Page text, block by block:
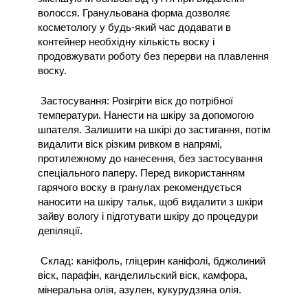
волосся. Гранульована форма дозволяє
косметологу у будь-який час додавати в
контейнер необхідну кількість воску і
продовжувати роботу без перерви на плавлення
воску.
Застосування: Розігріти віск до потрібної
температури. Нанести на шкіру за допомогою
шпателя. Залишити на шкірі до застигання, потім
видалити віск різким ривком в напрямі,
протилежному до нанесення, без застосування
спеціального паперу. Перед використанням
гарячого воску в гранулах рекомендується
наносити на шкіру тальк, щоб видалити з шкіри
зайву вологу і підготувати шкіру до процедури
депіляції.
Склад: каніфоль, гліцерин каніфолі, бджолиний
віск, парафін, канделильский віск, камфора,
мінеральна олія, азулен, кукурудзяна олія.